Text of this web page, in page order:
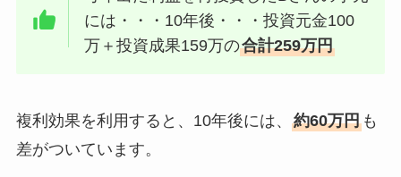
には・・・10年後・・・投資元金100
万＋投資成果159万の合計259万円
複利効果を利用すると、10年後には、 約60万円も
差がついています。